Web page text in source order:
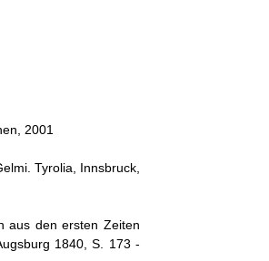
2001
Tyrolia, Innsbruck,
aus den ersten Zeiten
1840, S. 173 -